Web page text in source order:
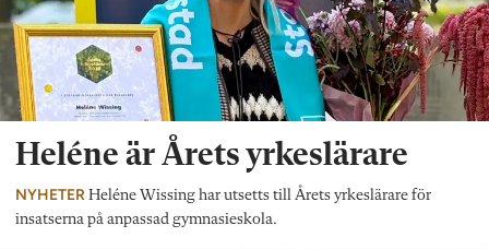
Heléne är Årets yrkeslärare
NYHETER Heléne Wissing har utsetts till Årets yrkeslärare för
insatserna på anpassad gymnasieskola.